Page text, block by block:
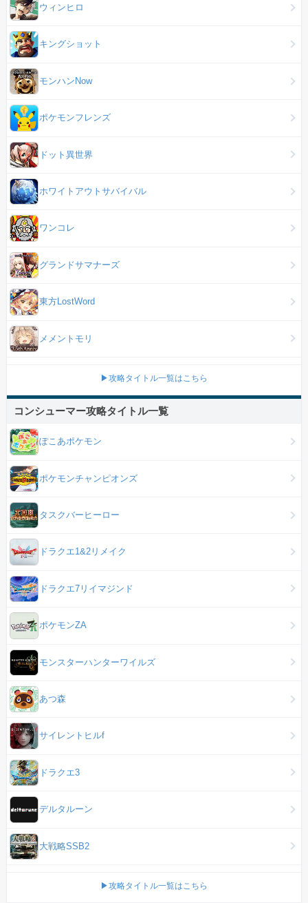
ウィンヒロ
キングショット
モンハンNow
ポケモンフレンズ
ドット異世界
ホワイトアウトサバイバル
ワンコレ
グランドサマナーズ
東方LostWord
メメントモリ
▶攻略タイトル一覧はこちら
コンシューマー攻略タイトル一覧
ぽこあポケモン
ポケモンチャンピオンズ
タスクバーヒーロー
ドラクエ1&2リメイク
ドラクエ7リイマジンド
ポケモンZA
モンスターハンターワイルズ
あつ森
サイレントヒルf
ドラクエ3
デルタルーン
大戦略SSB2
▶攻略タイトル一覧はこちら